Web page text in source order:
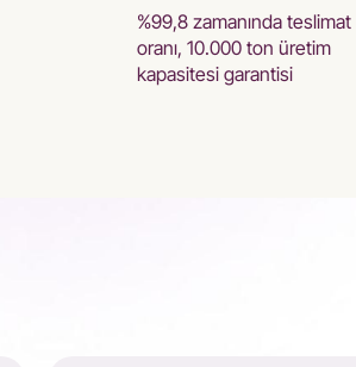
%99,8 zamanında teslimat
oranı, 10.000 ton üretim
kapasitesi garantisi